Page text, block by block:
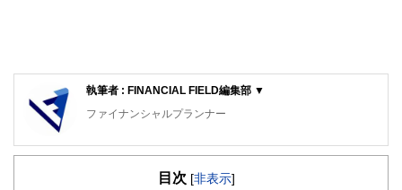
執筆者 : FINANCIAL FIELD編集部 ▼
ファイナンシャルプランナー
FinancialField編集部は、金融、経済に関する記事を、日々
知識がない方でも理解できるようわかりやすく発信していま
目次 [非表示]